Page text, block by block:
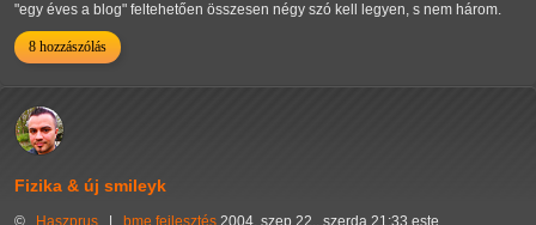
"egy éves a blog" feltehetően összesen négy szó kell legyen, s nem három.
8 hozzászólás
Fizika & új smileyk
© Haszprus | bme fejlesztés 2004. szep 22., szerda 21:33 este